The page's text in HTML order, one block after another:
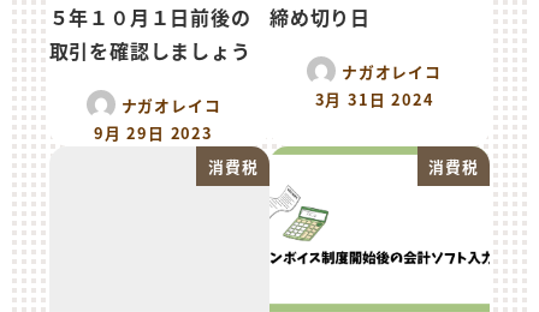
５年１０月１日前後の
取引を確認しましょう
ナガオレイコ
9月 29日 2023
締め切り日
ナガオレイコ
3月 31日 2024
消費税 消費税